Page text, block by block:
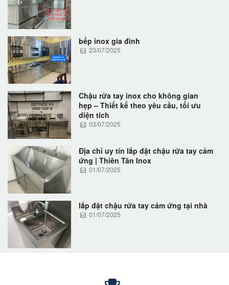
bếp inox gia đình
23/07/2025
Chậu rửa tay inox cho không gian
hẹp – Thiết kế theo yêu cầu, tối ưu
diện tích
03/07/2025
Địa chỉ uy tín lắp đặt chậu rửa tay cảm
ứng | Thiên Tân Inox
01/07/2025
lắp đặt chậu rửa tay cảm ứng tại nhà
01/07/2025